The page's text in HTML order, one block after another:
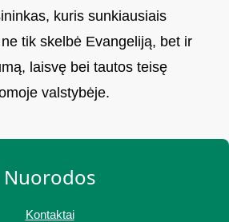
kuris sunkiausiais
tik skelbė Evangeliją, bet ir
laisvę bei tautos teisę
valstybėje.
Nuorodos
Kontaktai